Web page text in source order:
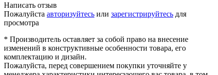
Написать отзыв
Пожалуйста авторизуйтесь или зарегистрируйтесь для
просмотра
* Производитель оставляет за собой право на внесение
изменений в конструктивные особенности товара, его
комплектацию и дизайн.
Пожалуйста, перед совершением покупки уточняйте у